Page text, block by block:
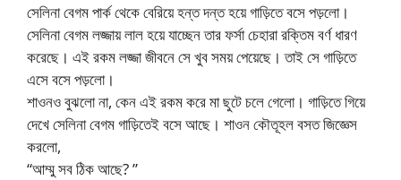
সেলিনা বেগম পার্ক থেকে বেরিয়ে হন্ত দন্ত হয়ে গাড়িতে বসে পড়লো।
সেলিনা বেগম লজ্জায় লাল হয়ে যাচ্ছেন তার ফর্সা চেহারা রক্তিম বর্ণ ধারণ
করেছে। এই রকম লজ্জা জীবনে সে খুব সময় পেয়েছে। তাই সে গাড়িতে
এসে বসে পড়লো।
শাওনও বুঝলো না, কেন এই রকম করে মা ছুটে চলে গেলো। গাড়িতে গিয়ে
দেখে সেলিনা বেগম গাড়িতেই বসে আছে। শাওন কৌতূহল বসত জিজ্ঞেস
করলো,
“আম্মু সব ঠিক আছে? ”